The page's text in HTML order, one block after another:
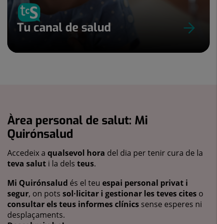
Tu canal de salud
Àrea personal de salut: Mi
Quirónsalud
Accedeix a qualsevol hora del dia per tenir cura de la
teva salut i la dels teus.
Mi Quirónsalud és el teu espai personal privat i
segur, on pots sol·licitar i gestionar les teves cites o
consultar els teus informes clínics sense esperes ni
desplaçaments.